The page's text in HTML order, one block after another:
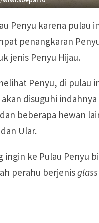
Penyu karena pulau
penangkaran
jenis Penyu Hijau.
Penyu, di pulau
disuguhi indahnya
beberapa hewan
Ular.
ingin ke Pulau Penyu
perahu berjenis